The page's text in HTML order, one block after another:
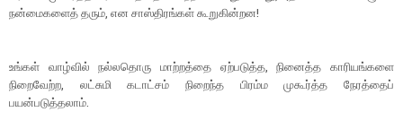
நன்மைகளைத் தரும், என சாஸ்திரங்கள் கூறுகின்றன!
உங்கள் வாழ்வில் நல்லதொரு மாற்றத்தை ஏற்படுத்த, நினைத்த காரியங்களை
நிறைவேற்ற, லட்சுமி கடாட்சம் நிறைந்த பிரம்ம முகூர்த்த நேரத்தைப்
பயன்படுத்தலாம்.